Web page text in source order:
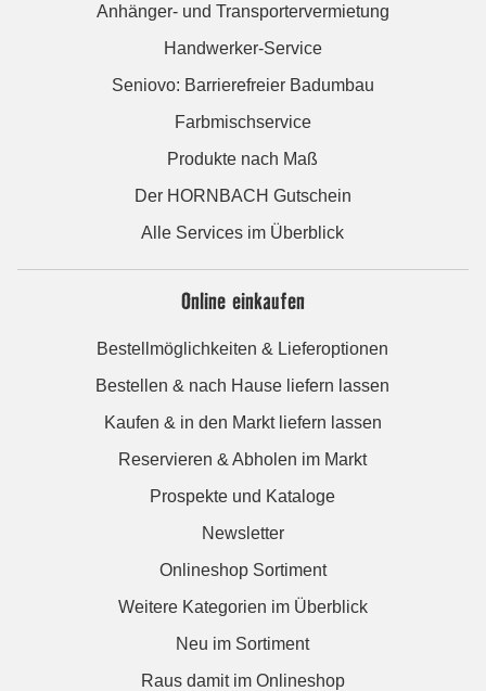
Anhänger- und Transportervermietung
Handwerker-Service
Seniovo: Barrierefreier Badumbau
Farbmischservice
Produkte nach Maß
Der HORNBACH Gutschein
Alle Services im Überblick
Online einkaufen
Bestellmöglichkeiten & Lieferoptionen
Bestellen & nach Hause liefern lassen
Kaufen & in den Markt liefern lassen
Reservieren & Abholen im Markt
Prospekte und Kataloge
Newsletter
Onlineshop Sortiment
Weitere Kategorien im Überblick
Neu im Sortiment
Raus damit im Onlineshop